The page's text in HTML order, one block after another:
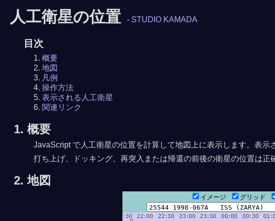
人工衛星の位置 - STUDIO KAMADA
目次
概要
地図
凡例
操作方法
表示される人工衛星
関連リンク
1. 概要
JavaScript で人工衛星の位置を計算して地図上に表示します。表示
打ち上げ、ドッキング、再突入または帰還の前後の衛星の位置は正
2. 地図
イメージ グリッド